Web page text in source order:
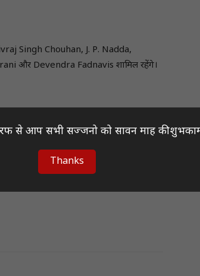
Singh Chouhan, J. P. Nadda,
और Devendra Fadnavis शामिल रहेंगे।
तक सीधे पहुंचने का माध्यम बनेगी। साथ ही
से आप सभी सज्जनो को सावन माह की
Thanks